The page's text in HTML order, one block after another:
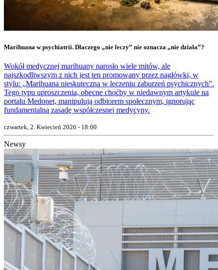
Marihuana w psychiatrii. Dlaczego „nie leczy” nie oznacza „nie działa”?
Wokół medycznej marihuany narosło wiele mitów, ale
najszkodliwszym z nich jest ten promowany przez nagłówki, w
stylu: „Marihuana nieskuteczna w leczeniu zaburzeń psychicznych”.
Tego typu uproszczenia, obecne choćby w niedawnym artykule na
portalu Medonet, manipulują odbiorem społecznym, ignorując
fundamentalną zasadę współczesnej medycyny.
czwartek, 2. Kwiecień 2026 - 18:00
Newsy